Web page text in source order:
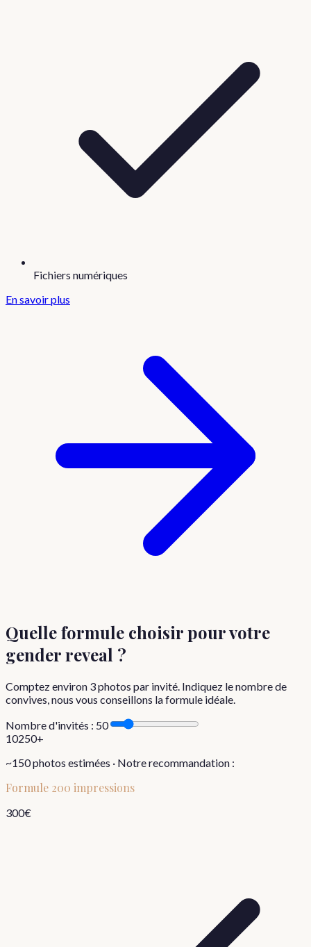
Fichiers numériques
En savoir plus
Quelle formule choisirpour votre
gender reveal ?
Comptez environ 3photos par invité. Indiquez le nombre de
convives, nous vous conseillons la formule idéale.
Nombre d'invités : 50
10250+
~150photos estimées · Notre recommandation :
Formule 200 impressions
300€